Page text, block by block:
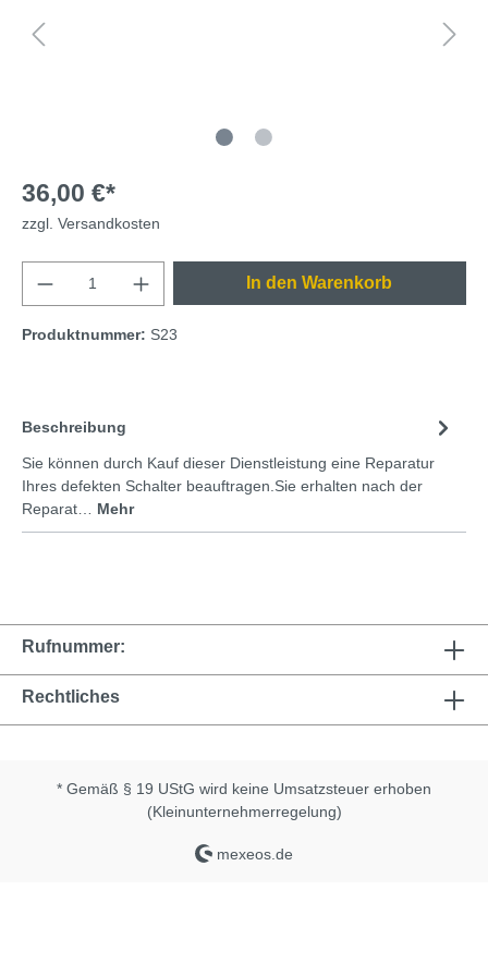
36,00 €*
zzgl. Versandkosten
In den Warenkorb
Produktnummer: S23
Beschreibung
Sie können durch Kauf dieser Dienstleistung eine Reparatur
Ihres defekten Schalter beauftragen.Sie erhalten nach der
Reparat… Mehr
Rufnummer:
Rechtliches
* Gemäß § 19 UStG wird keine Umsatzsteuer erhoben
(Kleinunternehmerregelung)
mexeos.de